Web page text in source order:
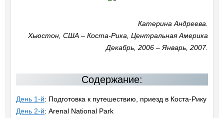
Катерина Андреева.
Хьюстон, США – Коста-Рика, Центральная Америка
Декабрь, 2006 – Январь, 2007.
Содержание:
День 1-й: Подготовка к путешествию, приезд в Коста-Рику
День 2-й: Arenal National Park